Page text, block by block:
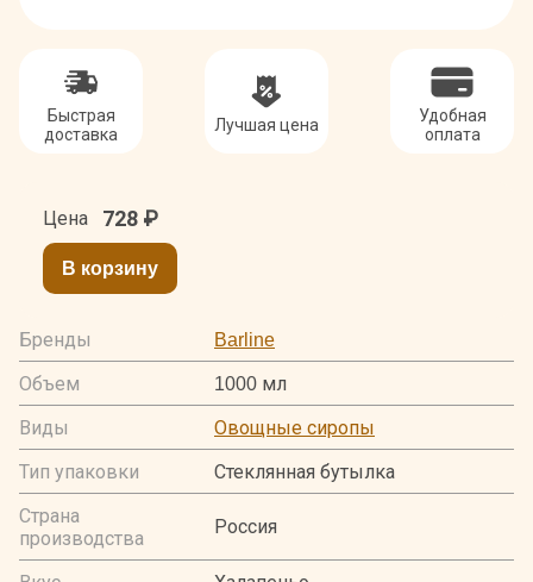
Быстрая
доставка
Лучшая цена
Удобная
оплата
Цена 728 ₽
В корзину
Бренды
Barline
Объем
1000 мл
Виды
Овощные сиропы
Тип упаковки
Стеклянная бутылка
Страна
производства
Россия